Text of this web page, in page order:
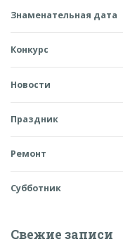
Знаменательная дата
Конкурс
Новости
Праздник
Ремонт
Субботник
Свежие записи